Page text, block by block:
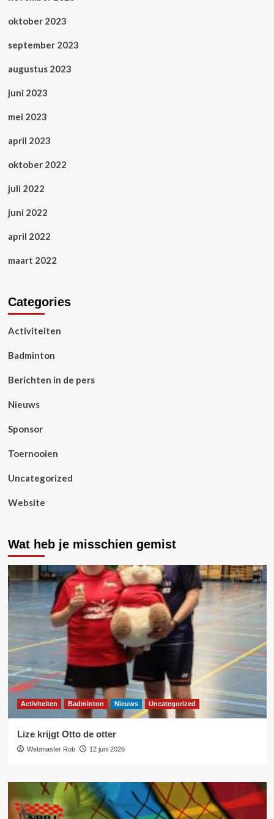
oktober 2023
september 2023
augustus 2023
juni 2023
mei 2023
april 2023
oktober 2022
juli 2022
juni 2022
april 2022
maart 2022
Categories
Activiteiten
Badminton
Berichten in de pers
Nieuws
Sponsor
Toernooien
Uncategorized
Website
Wat heb je misschien gemist
Activiteiten Badminton Nieuws Uncategorized
Lize krijgt Otto de otter
Webmaster Rob 12 juni 2026